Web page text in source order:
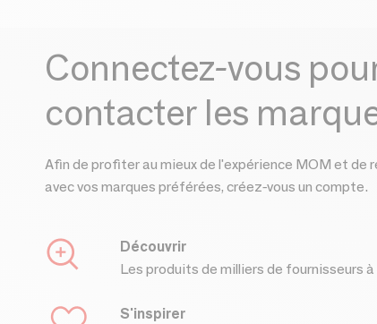
Connectez-vous
contacter les
Afin de profiter au mieux de l'expérience MOM et de
avec vos marques préférées, créez-vous un compte.
Découvrir
Les produits de milliers de fournisseurs
S'inspirer